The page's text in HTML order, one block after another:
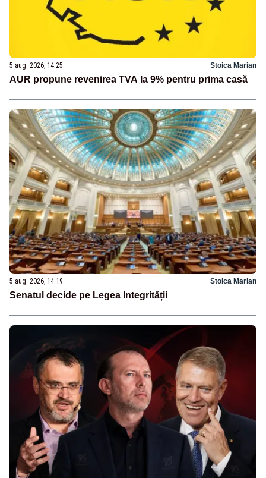
5 aug. 2026, 14:25 Stoica Marian
AUR propune revenirea TVA la 9% pentru prima casă
5 aug. 2026, 14:19 Stoica Marian
Senatul decide pe Legea Integrității